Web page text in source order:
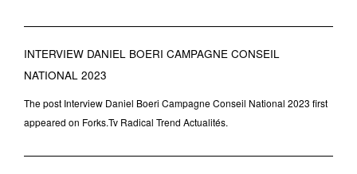
INTERVIEW DANIEL BOERI CAMPAGNE CONSEIL
NATIONAL 2023
The post Interview Daniel Boeri Campagne Conseil National 2023 first
appeared on Forks.Tv Radical Trend Actualités.